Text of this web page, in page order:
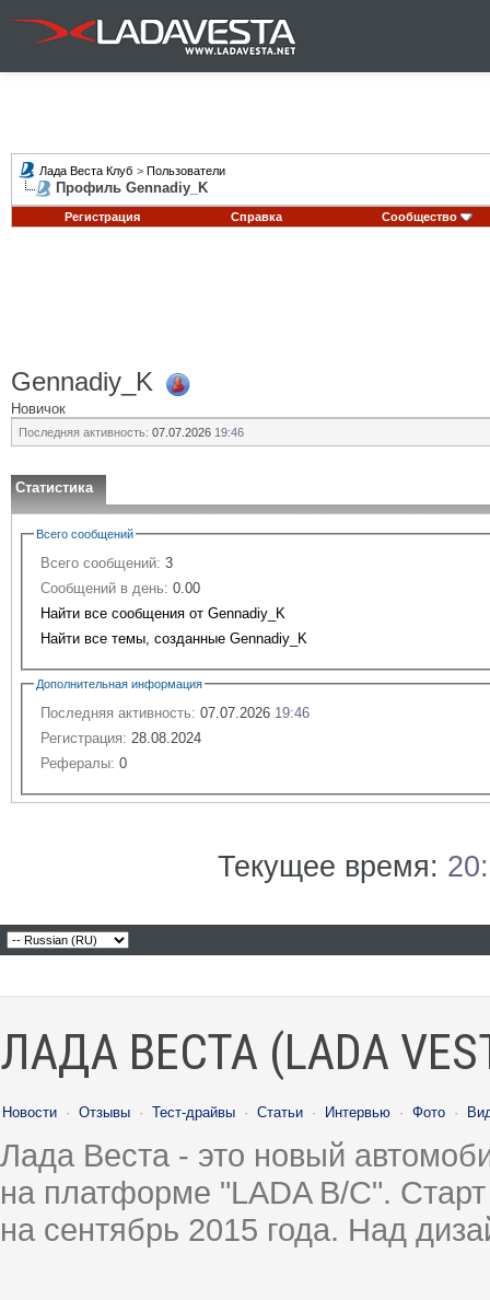
Лада Веста Клуб > Пользователи
Профиль Gennadiy_K
Регистрация Справка Сообщество
Gennadiy_K
Новичок
Последняя активность: 07.07.2026 19:46
Статистика
Всего сообщений
Всего сообщений: 3
Сообщений в день: 0.00
Найти все сообщения от Gennadiy_K
Найти все темы, созданные Gennadiy_K
Дополнительная информация
Последняя активность: 07.07.2026 19:46
Регистрация: 28.08.2024
Рефералы: 0
Текущее время:
ЛАДА ВЕСТА (LADA
Новости · Отзывы · Тест-драйвы · Статьи · Интервью · Фото ·
Лада Веста - это новый
на платформе "LADA B/C".
на сентябрь 2015 года. Над